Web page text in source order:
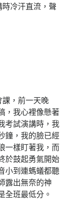
冷汗直流，聲
，前一天晚
，我心裡像懸著
考試演講時，我
鐘，我的臉已經
一樣盯著我，而
於鼓起勇氣開始
小到連螞蟻都聽
露出無奈的神
全班最低分。